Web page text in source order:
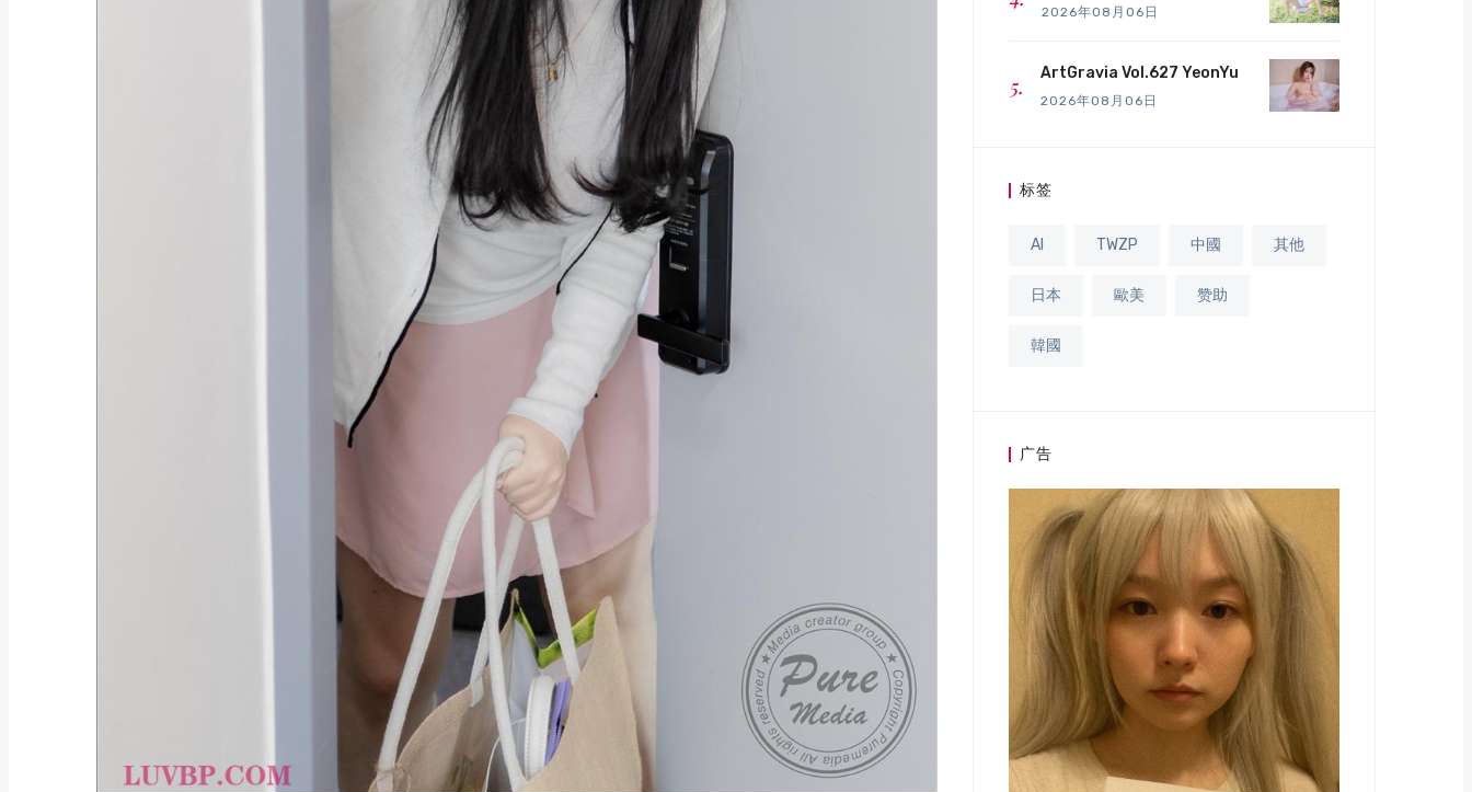
2026年08月06日
ArtGravia Vol.627 YeonYu
2026年08月06日
标签
AI TWZP 中國 其他
日本 歐美 赞助
韓國
广告